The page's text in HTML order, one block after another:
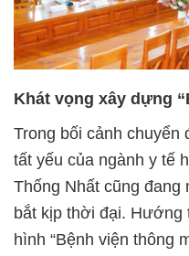
Khát vọng xây dựng
Trong bối cảnh chuyển
tất yếu của ngành y tế
Thống Nhất cũng đang
bắt kịp thời đại.
hình “Bệnh viện thông